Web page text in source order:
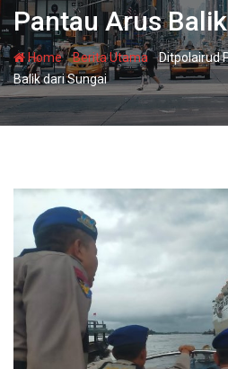
Pantau Arus
Home-Berita Utama-Ditpolairud
Balik dari Sungai